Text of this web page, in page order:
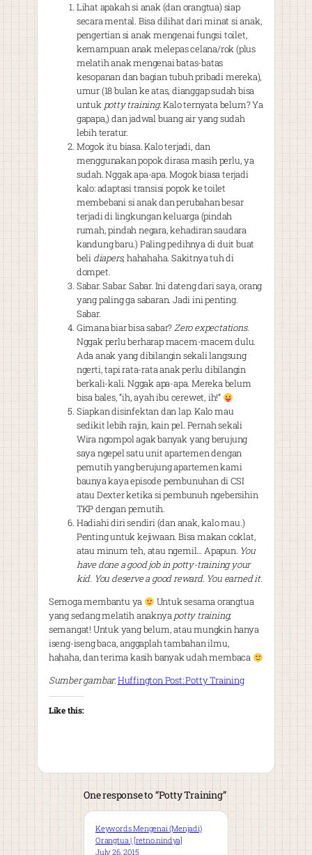
Lihat apakah si anak (dan orangtua) siap
secara mental. Bisa dilihat dari minat si anak,
pengertian si anak mengenai fungsi toilet,
kemampuan anak melepas celana/rok (plus
melatih anak mengenai batas-batas
kesopanan dan bagian tubuh pribadi mereka),
umur (18 bulan ke atas, dianggap sudah bisa
untuk potty training. Kalo ternyata belum? Ya
gapapa,) dan jadwal buang air yang sudah
lebih teratur.
Mogok itu biasa. Kalo terjadi, dan
menggunakan popok dirasa masih perlu, ya
sudah. Nggak apa-apa. Mogok biasa terjadi
kalo: adaptasi transisi popok ke toilet
membebani si anak dan perubahan besar
terjadi di lingkungan keluarga (pindah
rumah, pindah negara, kehadiran saudara
kandung baru.) Paling pedihnya di duit buat
beli diapers, hahahaha. Sakitnya tuh di
dompet.
Sabar. Sabar. Sabar. Ini dateng dari saya, orang
yang paling ga sabaran. Jadi ini penting.
Sabar.
Gimana biar bisa sabar?Zero expectations.
Nggak perlu berharap macem-macem dulu.
Ada anak yang dibilangin sekali langsung
ngerti, tapi rata-rata anak perlu dibilangin
berkali-kali. Nggak apa-apa. Mereka belum
bisa bales, “ih, ayah ibu cerewet, ih!”
Siapkan disinfektan dan lap. Kalo mau
sedikit lebih rajin, kain pel. Pernah sekali
Wira ngompol agak banyak yang berujung
saya ngepel satu unit apartemen dengan
pemutih yang berujung apartemen kami
baunya kaya episode pembunuhan di CSI
atau Dexter ketika si pembunuh ngebersihin
TKP dengan pemutih.
Hadiahi diri sendiri (dan anak, kalo mau.)
Penting untuk kejiwaan. Bisa makan coklat,
atau minum teh, atau ngemil… Apapun. You
have done a good job in potty-training your
kid. You deserve a good reward. You earned it.
Semoga membantu ya
Untuk sesama orangtua
yang sedang melatih anaknyapotty training,
semangat! Untuk yang belum, atau mungkin hanya
iseng-iseng baca, anggaplah tambahan ilmu,
hahaha, dan terima kasih banyak udah membaca
Sumber gambar:Huffington Post: Potty Training
Like this:
One response to “Potty Training”
Keywords Mengenai (Menjadi)
Orangtua | [retno.nindya]
July 26, 2015